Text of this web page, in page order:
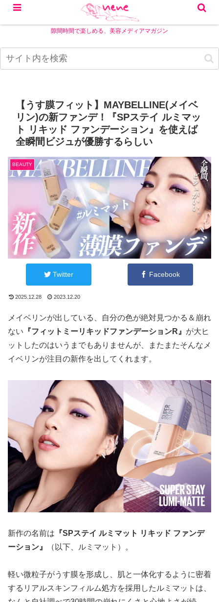
隙間時間で楽しめる、美容メディアマガジン
【うす膜フィット】MAYBELLINE(メイベ
リン)の新ファンデ！『SPステイ ルミマッ
ト リキッド ファンデーション』を使えば
全瞬間ビジュが優勝するらしい
BEAUTY
Twitter Facebook
2025.12.28 2023.12.20
メイベリンが出している、自分の色が絶対見つかる＆崩れ
ない 『フィットミーリキッドファンデーションR』 が大ヒ
ットしたのはいうまでもありませんが、またまたそんなメ
イベリンが注目の新作を出してくれます。
新作の名前は 『SPステイ ルミマット リキッド ファンデ
ーション』
（以下、ルミマット）。
軽い微粒子がうす膜を形成し、肌と一体化するように密着
するリアルスキンフィルム処方を採用したルミマットは、